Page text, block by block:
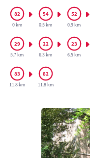
0 km 0.5 km 0.9 km
5.7 km 6.3 km 6.5 km
11.8 km 11.8 km